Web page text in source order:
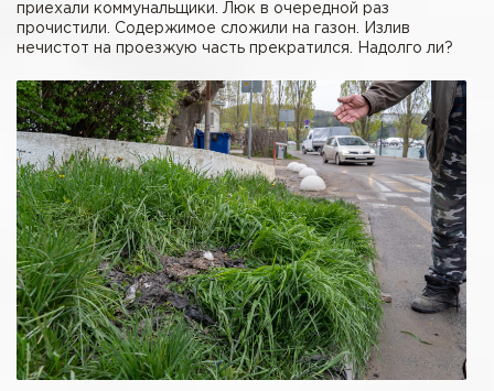
приехали коммунальщики. Люк в очередной раз
прочистили. Содержимое сложили на газон. Излив
нечистот на проезжую часть прекратился. Надолго ли?